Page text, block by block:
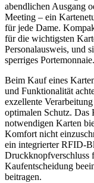
abendlichen Ausgang
Meeting – ein
für jede Dame.
für die wichtigsten
Personalausweis, und
sperriges Portemonnaie.
Beim Kauf eines
und Funktionalität
exzellente
optimalen Schutz. Das
notwendigen Karten
Komfort nicht
ein integrierter RFID-
Druckknopfverschluss
Kaufentscheidung
beitragen.